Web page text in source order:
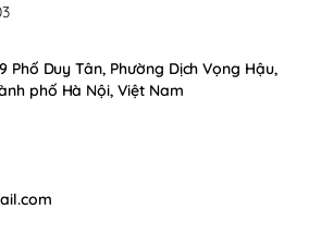
Phố Duy Tân, Phường Dịch Vọng Hậu,
phố Hà Nội, Việt Nam